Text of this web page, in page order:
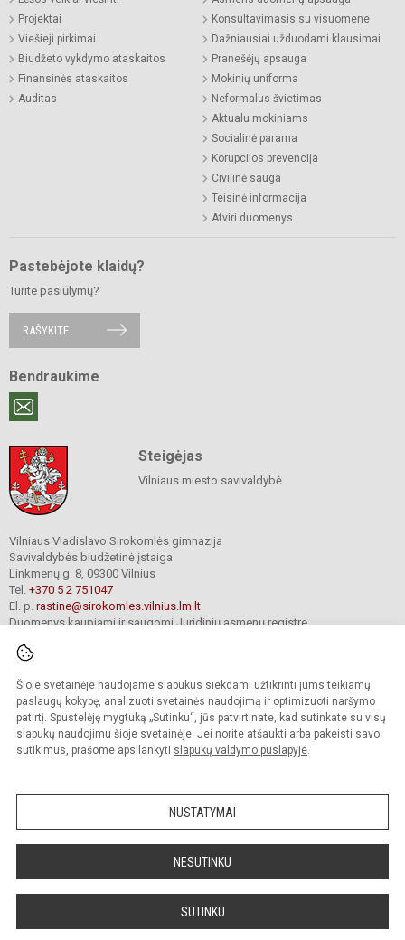
Šioje svetainėje naudojame slapukus siekdami užtikrinti jums teikiamų
paslaugų kokybę, analizuoti svetainės naudojimą ir optimizuoti naršymo
patirtį. Spustelėję mygtuką „Sutinku“, jūs patvirtinate, kad sutinkate su visų
slapukų naudojimu šioje svetainėje. Jei norite atšaukti arba pakeisti savo
sutikimus, prašome apsilankyti slapukų valdymo puslapyje.
NUSTATYMAI
NESUTINKU
SUTINKU
Projektai
Viešieji pirkimai
Biudžeto vykdymo ataskaitos
Finansinės ataskaitos
Auditas
Konsultavimasis su visuomene
Dažniausiai užduodami klausimai
Pranešėjų apsauga
Mokinių uniforma
Neformalus švietimas
Aktualu mokiniams
Socialinė parama
Korupcijos prevencija
Civilinė sauga
Teisinė informacija
Atviri duomenys
Pastebėjote klaidų?
Turite pasiūlymų?
RAŠYKITE
Bendraukime
Steigėjas
Vilniaus miesto savivaldybė
Vilniaus Vladislavo Sirokomlės gimnazija
Savivaldybės biudžetinė įstaiga
Linkmenų g. 8, 09300 Vilnius
Tel. +370 5 2 751047
El. p. rastine@sirokomles.vilnius.lm.lt
Duomenys kaupiami ir saugomi Juridinių asmenų registre
© 2020. Vilniaus Vladislavo Sirokomlės gimnazija. Visos teisės saugomos.
Kopijuoti turinį be raštiško gimnazijos sutikimo griežtai draudžiama.
Versija neįgaliesiems Slapukų valdymas